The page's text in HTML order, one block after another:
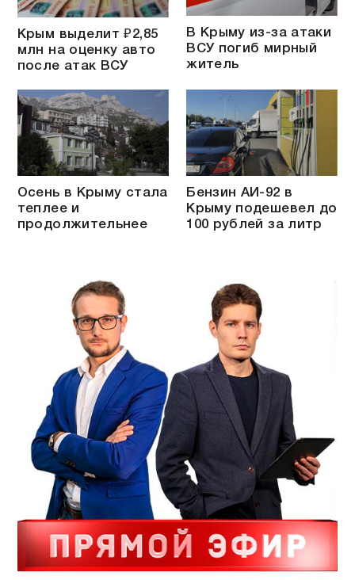
Крым выделит ₽2,85
млн на оценку авто
после атак ВСУ
В Крыму из-за атаки
ВСУ погиб мирный
житель
Осень в Крыму стала
теплее и
продолжительнее
Бензин АИ-92 в
Крыму подешевел до
100 рублей за литр